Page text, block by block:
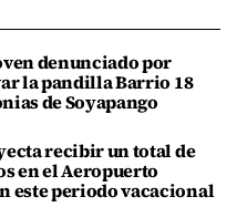
denunciado por
la pandilla Barrio 18
de Soyapango
recibir un total de
en el Aeropuerto
este periodo vacacional